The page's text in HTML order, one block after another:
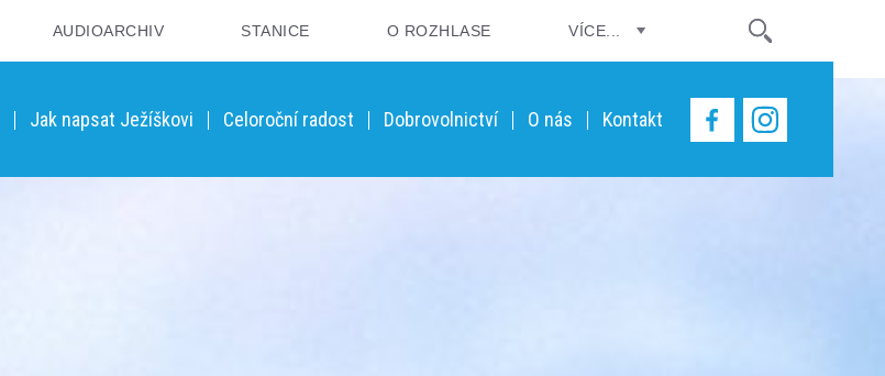
AUDIOARCHIV STANICE O ROZHLASE VÍCE...
Jak napsat Ježíškovi Celoroční radost Dobrovolnictví O nás Kontakt